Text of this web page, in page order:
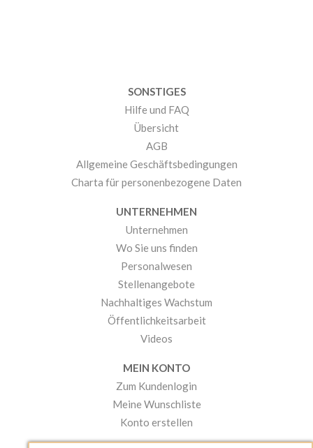
SONSTIGES
Hilfe und FAQ
Übersicht
AGB
Allgemeine Geschäftsbedingungen
Charta für personenbezogene Daten
UNTERNEHMEN
Unternehmen
Wo Sie uns finden
Personalwesen
Stellenangebote
Nachhaltiges Wachstum
Öffentlichkeitsarbeit
Videos
MEIN KONTO
Zum Kundenlogin
Meine Wunschliste
Konto erstellen